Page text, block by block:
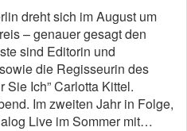
dreht sich im August um
– genauer gesagt den
sind Editorin und
die Regisseurin des
Sie Ich” Carlotta Kittel.
Im zweiten Jahr in Folge,
Live im Sommer mit…